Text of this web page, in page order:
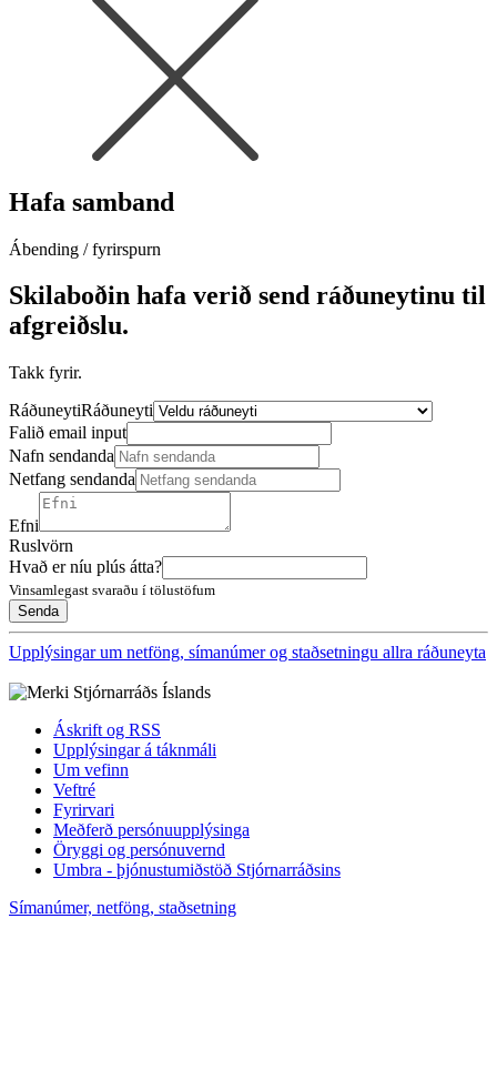
Hafa samband
Ábending / fyrirspurn
Skilaboðin hafa verið send ráðuneytinu til
afgreiðslu.
Takk fyrir.
RáðuneytiRáðuneyti
Falið email input
Nafn sendanda
Netfang sendanda
Efni
Ruslvörn
Hvað er níu plús átta?
Vinsamlegast svaraðu í tölustöfum
Upplýsingar um netföng, símanúmer og staðsetningu allra ráðuneyta
Áskrift og RSS
Upplýsingar á táknmáli
Um vefinn
Veftré
Fyrirvari
Meðferð persónuupplýsinga
Öryggi og persónuvernd
Umbra - þjónustumiðstöð Stjórnarráðsins
Símanúmer, netföng, staðsetning